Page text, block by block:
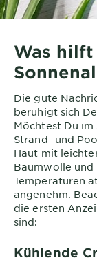
Was hilft
Die gute
beruhigt sich
Möchtest Du
Strand- und
Haut mit
Baumwolle und
Temperaturen
angenehm.
die ersten
sind:
Kühlende